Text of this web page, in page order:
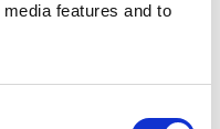
features and to
uitbreiding van...